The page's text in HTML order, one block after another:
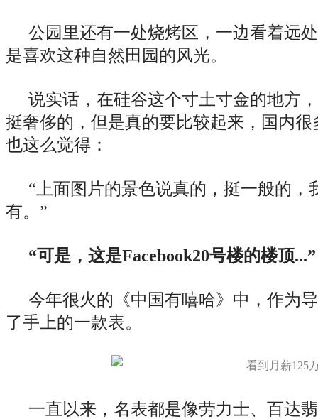
公园里还有一处烧烤区，一边看着远
是喜欢这种自然田园的风光。
说实话，在硅谷这个寸土寸金的地方
挺奢侈的，但是真的要比较起来，国内
也这么觉得：
“上面图片的景色说真的，挺一般的
有。”
“可是，这是Facebook20号楼的楼顶...”
今年很火的《中国有嘻哈》中，作为
了手上的一款表。
一直以来，名表都是像劳力士、百达